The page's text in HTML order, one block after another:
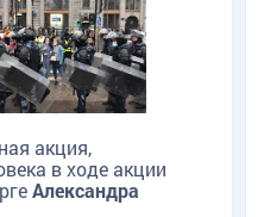
акция,
в ходе акции
Александра